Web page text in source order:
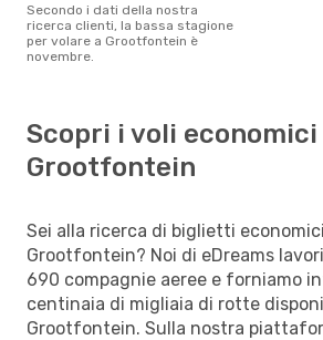
Secondo i dati della nostra
ricerca clienti, la bassa stagione
per volare a Grootfontein è
novembre.
Scopri i voli
Grootfontein
Sei alla ricerca di biglietti
Grootfontein? Noi di eDreams
690 compagnie aeree e forniamo
centinaia di migliaia di rotte
Grootfontein. Sulla nostra